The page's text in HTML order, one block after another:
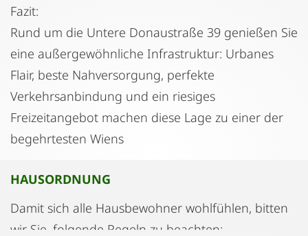
Fazit:
Rund um die Untere Donaustraße 39 genießen Sie
eine außergewöhnliche Infrastruktur: Urbanes
Flair, beste Nahversorgung, perfekte
Verkehrsanbindung und ein riesiges
Freizeitangebot machen diese Lage zu einer der
begehrtesten Wiens
HAUSORDNUNG
Damit sich alle Hausbewohner wohlfühlen, bitten
wir Sie, folgende Regeln zu beachten: